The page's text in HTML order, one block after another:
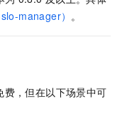
manager） 。
，但在以下场景中可